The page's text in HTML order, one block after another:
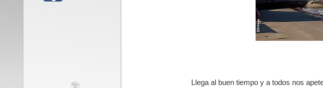
Llega al buen tiempo y a todos nos